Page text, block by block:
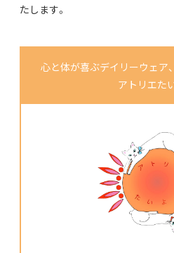
たします。
心と体が喜ぶデイリーウェア
アトリエた